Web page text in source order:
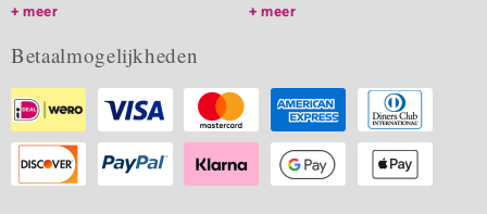
meer
meer
Betaalmogelijkheden